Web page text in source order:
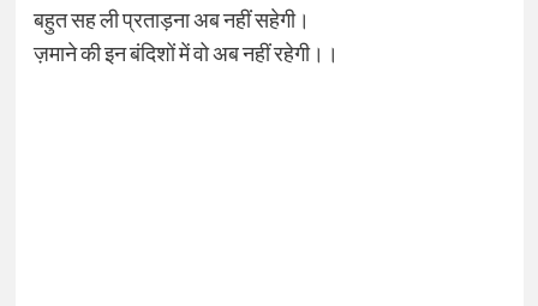
बहुत सह ली प्रताड़ना अब नहीं सहेगी।
ज़माने की इन बंदिशों में वो अब नहीं रहेगी।।